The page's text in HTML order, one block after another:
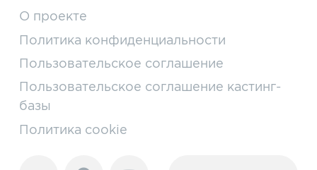
О проекте
Политика конфиденциальности
Пользовательское соглашение
Пользовательское соглашение кастинг-
базы
Политика cookie